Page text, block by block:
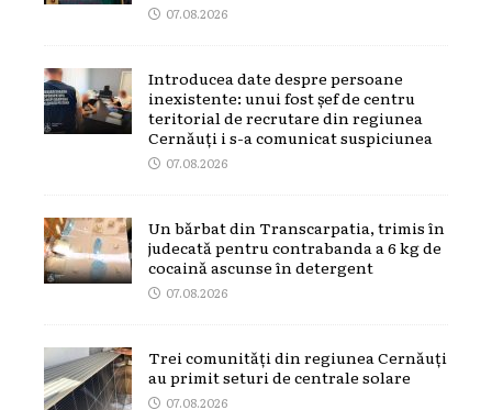
07.08.2026
Introducea date despre persoane
inexistente: unui fost șef de centru
teritorial de recrutare din regiunea
Cernăuți i s-a comunicat suspiciunea
07.08.2026
Un bărbat din Transcarpatia, trimis în
judecată pentru contrabanda a 6 kg de
cocaină ascunse în detergent
07.08.2026
Trei comunități din regiunea Cernăuți
au primit seturi de centrale solare
07.08.2026